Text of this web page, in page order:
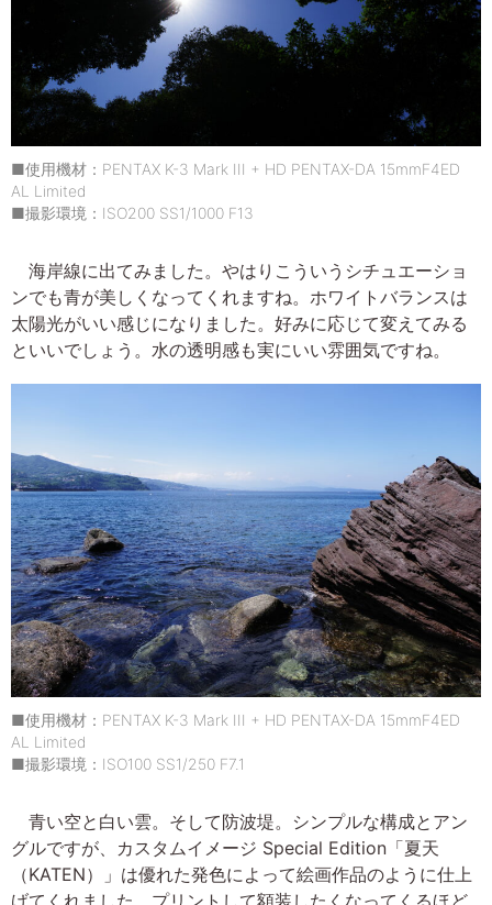
■使用機材：PENTAX K-3 Mark III + HD PENTAX-DA 15mmF4ED
AL Limited
■撮影環境：ISO200 SS1/1000 F13
海岸線に出てみました。やはりこういうシチュエーショ
ンでも青が美しくなってくれますね。ホワイトバランスは
太陽光がいい感じになりました。好みに応じて変えてみる
といいでしょう。水の透明感も実にいい雰囲気ですね。
■使用機材：PENTAX K-3 Mark III + HD PENTAX-DA 15mmF4ED
AL Limited
■撮影環境：ISO100 SS1/250 F7.1
青い空と白い雲。そして防波堤。シンプルな構成とアン
グルですが、カスタムイメージ Special Edition「夏天
（KATEN）」は優れた発色によって絵画作品のように仕上